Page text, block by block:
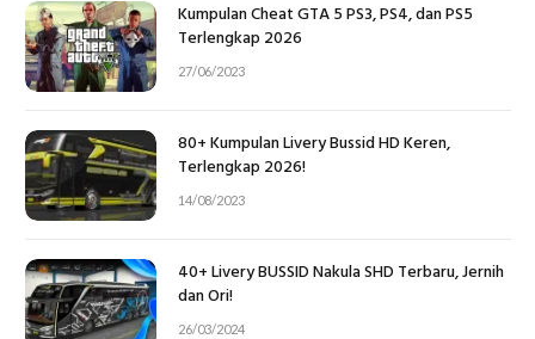
Kumpulan Cheat GTA 5 PS3, PS4, dan PS5
Terlengkap 2026
27/06/2023
80+ Kumpulan Livery Bussid HD Keren,
Terlengkap 2026!
14/08/2023
40+ Livery BUSSID Nakula SHD Terbaru, Jernih
dan Ori!
26/03/2024